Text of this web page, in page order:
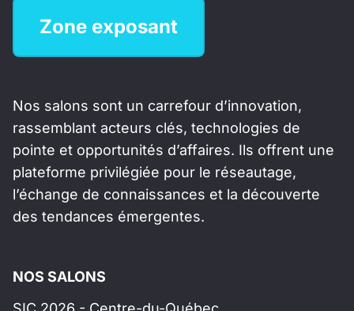
Zone exposant
Nos salons sont un carrefour d’innovation,
rassemblant acteurs clés, technologies de
pointe et opportunités d’affaires. Ils offrent une
plateforme privilégiée pour le réseautage,
l’échange de connaissances et la découverte
des tendances émergentes.
NOS SALONS